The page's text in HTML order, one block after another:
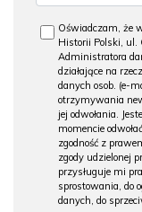
Oświadczam, że
Historii Polski, ul.
Administratora
działające na
danych osob. (e-
otrzymywania
jej odwołania.
momencie
zgodność z
zgody udzielonej
przysługuje mi
sprostowania, do
danych, do